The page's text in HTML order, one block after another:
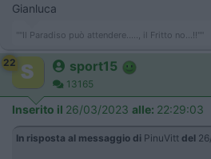
Gianluca
""Il Paradiso può attendere....., il Fritto no...!!""
22 sport15
13165
Inserito il 26/03/2023 alle: 22:29:03
In risposta al messaggio di PinuVitt del